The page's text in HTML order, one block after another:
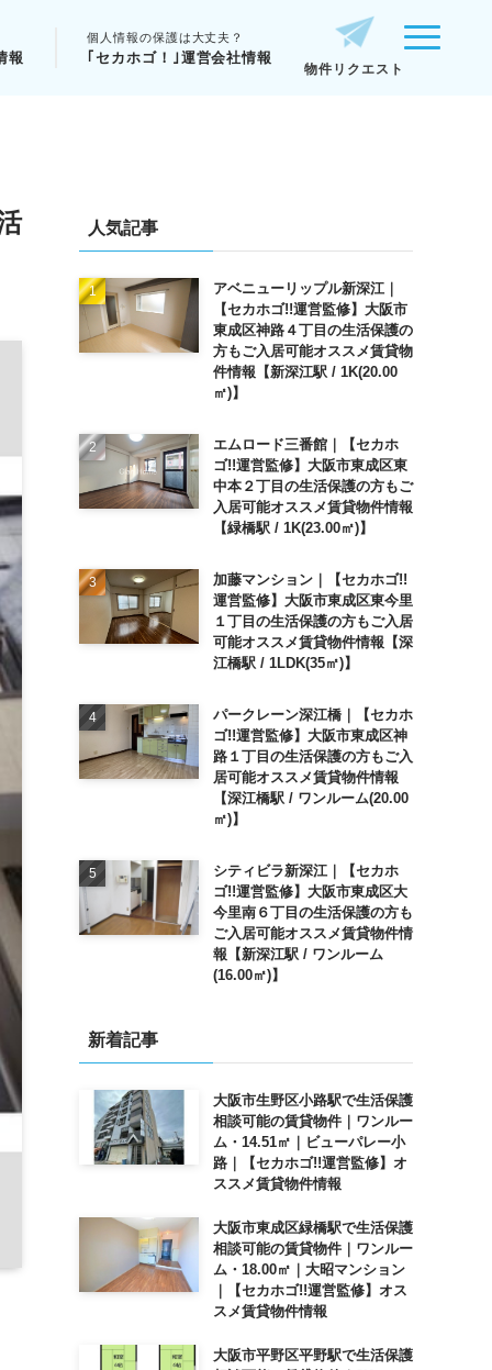
報
個人情報の保護は大丈夫？
｢セカホゴ！｣運営会社情報
物件リクエスト
人気記事
アベニューリップル新深江｜
【セカホゴ!!運営監修】大阪市
東成区神路４丁目の生活保護の
方もご入居可能オススメ賃貸物
件情報【新深江駅 / 1K(20.00
㎡)】
エムロード三番館｜【セカホ
ゴ!!運営監修】大阪市東成区東
中本２丁目の生活保護の方もご
入居可能オススメ賃貸物件情報
【緑橋駅 / 1K(23.00㎡)】
加藤マンション｜【セカホゴ!!
運営監修】大阪市東成区東今里
１丁目の生活保護の方もご入居
可能オススメ賃貸物件情報【深
江橋駅 / 1LDK(35㎡)】
パークレーン深江橋｜【セカホ
ゴ!!運営監修】大阪市東成区神
路１丁目の生活保護の方もご入
居可能オススメ賃貸物件情報
【深江橋駅 / ワンルーム(20.00
㎡)】
シティビラ新深江｜【セカホ
ゴ!!運営監修】大阪市東成区大
今里南６丁目の生活保護の方も
ご入居可能オススメ賃貸物件情
報【新深江駅 / ワンルーム
(16.00㎡)】
新着記事
大阪市生野区小路駅で生活保護
相談可能の賃貸物件｜ワンルー
ム・14.51㎡｜ビューパレー小
路｜【セカホゴ!!運営監修】オ
ススメ賃貸物件情報
大阪市東成区緑橋駅で生活保護
相談可能の賃貸物件｜ワンルー
ム・18.00㎡｜大昭マンション
｜【セカホゴ!!運営監修】オス
スメ賃貸物件情報
大阪市平野区平野駅で生活保護